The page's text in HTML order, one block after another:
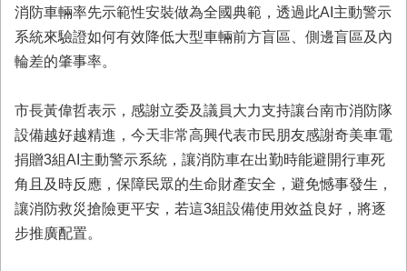
業
務
專
區
便
民
服
務
網
站
導
消防車輛率先示範性安裝做為全國典範，透過此AI主動警示
系統來驗證如何有效降低大型車輛前方盲區、側邊盲區及內
輪差的肇事率。
市長黃偉哲表示，感謝立委及議員大力支持讓台南市消防隊
設備越好越精進，今天非常高興代表市民朋友感謝奇美車電
捐贈3組AI主動警示系統，讓消防車在出勤時能避開行車死
角且及時反應，保障民眾的生命財產安全，避免憾事發生，
讓消防救災搶險更平安，若這3組設備使用效益良好，將逐
步推廣配置。